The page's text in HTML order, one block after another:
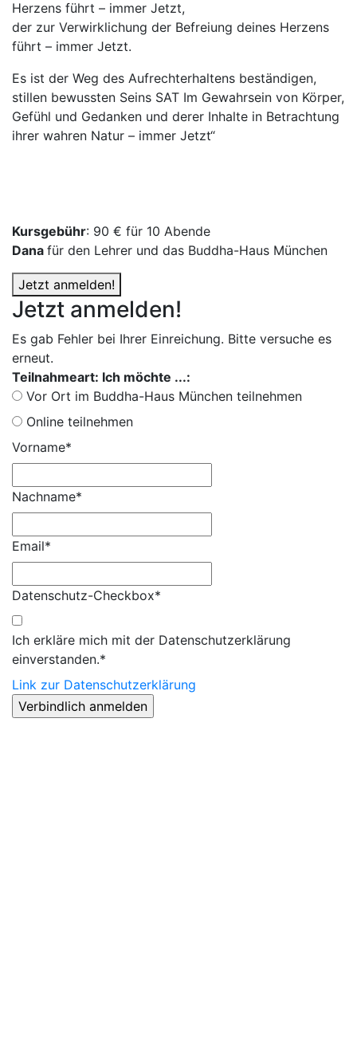
Herzens führt – immer Jetzt,
der zur Verwirklichung der Befreiung deines Herzens
führt – immer Jetzt.
Es ist der Weg des Aufrechterhaltens beständigen,
stillen bewussten Seins SAT Im Gewahrsein von Körper,
Gefühl und Gedanken und derer Inhalte in Betrachtung
ihrer wahren Natur – immer Jetzt“
Kursgebühr: 90 € für 10 Abende
Dana für den Lehrer und das Buddha-Haus München
Jetzt anmelden!
Jetzt anmelden!
Es gab Fehler bei Ihrer Einreichung. Bitte versuche es
erneut.
Teilnahmeart: Ich möchte ...:
Vor Ort im Buddha-Haus München teilnehmen
Online teilnehmen
Vorname*
Nachname*
Email*
Datenschutz-Checkbox*
Ich erkläre mich mit der Datenschutzerklärung
einverstanden.*
Link zur Datenschutzerklärung